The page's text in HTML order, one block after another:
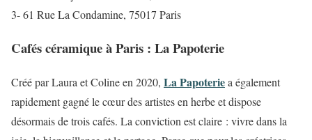
3- 61 Rue La Condamine, 75017 Paris
Cafés céramique à Paris : La Papoterie
Créé par Laura et Coline en 2020, La Papoteriea également
rapidement gagné le cœur des artistes en herbe et dispose
désormais de trois cafés. La conviction est claire : vivre dans la